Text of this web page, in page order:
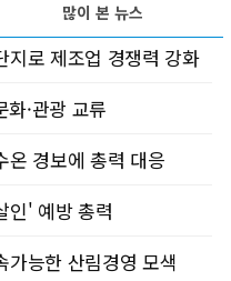
지로 제조업 경쟁력 강화
·관광 교류
온 경보에 총력 대응
인' 예방 총력
가능한 산림경영 모색
많이 본 뉴스